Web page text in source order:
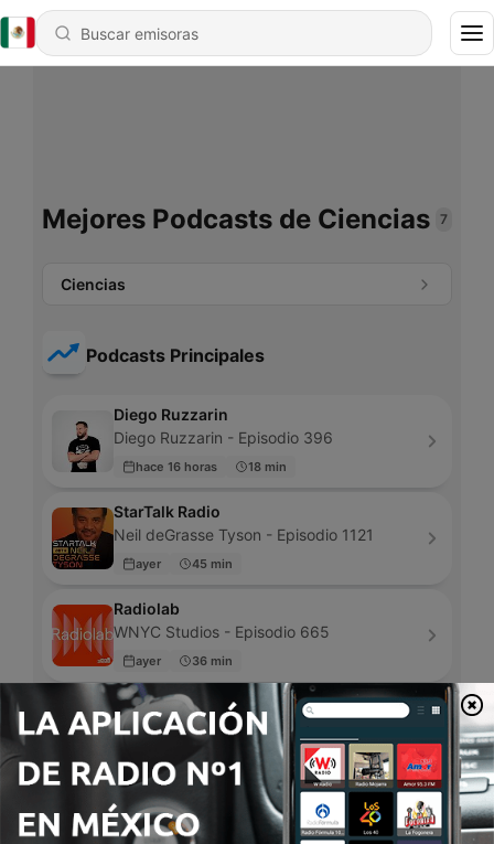
Mejores Podcasts de Ciencias 7
Ciencias
Podcasts Principales
Diego Ruzzarin
Diego Ruzzarin - Episodio 396
hace 16 horas 18 min
StarTalk Radio
Neil deGrasse Tyson - Episodio 1121
ayer 45 min
Radiolab
WNYC Studios - Episodio 665
ayer 36 min
Ö1 Wissen aktuell
ORF Ö1 - Episodio 20
hace 1 semana 5 min
TED Radio Hour
NPR - Episodio 301